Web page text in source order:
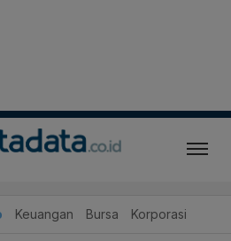
Keuangan Bursa Korporasi